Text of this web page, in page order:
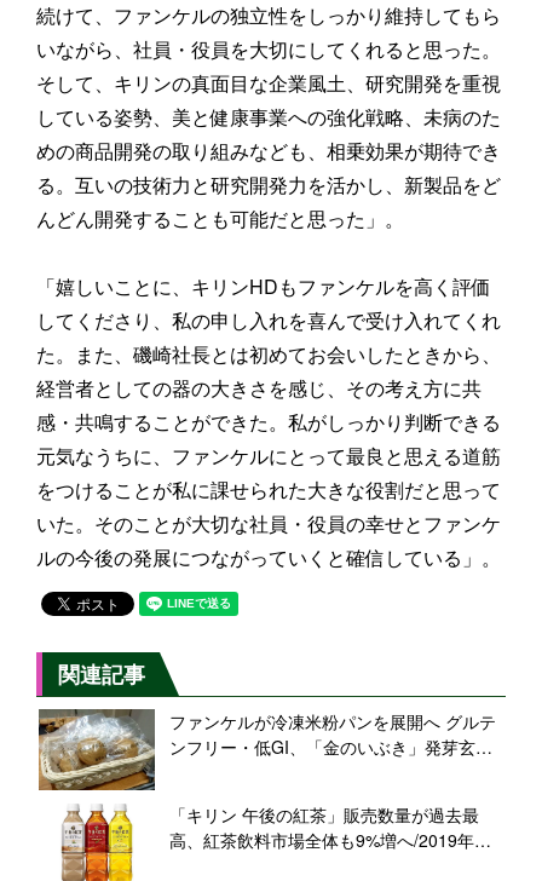
続けて、ファンケルの独立性をしっかり維持してもら
いながら、社員・役員を大切にしてくれると思った。
そして、キリンの真面目な企業風土、研究開発を重視
している姿勢、美と健康事業への強化戦略、未病のた
めの商品開発の取り組みなども、相乗効果が期待でき
る。互いの技術力と研究開発力を活かし、新製品をど
んどん開発することも可能だと思った」。
「嬉しいことに、キリンHDもファンケルを高く評価
してくださり、私の申し入れを喜んで受け入れてくれ
た。また、磯崎社長とは初めてお会いしたときから、
経営者としての器の大きさを感じ、その考え方に共
感・共鳴することができた。私がしっかり判断できる
元気なうちに、ファンケルにとって最良と思える道筋
をつけることが私に課せられた大きな役割だと思って
いた。そのことが大切な社員・役員の幸せとファンケ
ルの今後の発展につながっていくと確信している」。
関連記事
ファンケルが冷凍米粉パンを展開へ グルテ
ンフリー・低GI、「金のいぶき」発芽玄米
「キリン 午後の紅茶」販売数量が過去最
高、紅茶飲料市場全体も9%増へ/2019年上